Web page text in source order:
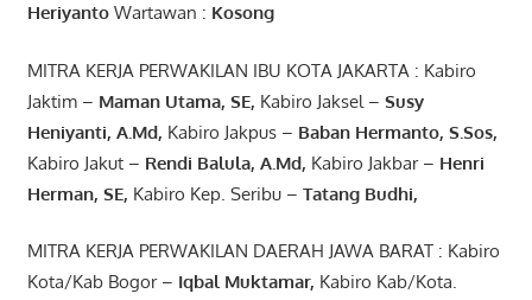
Heriyanto Wartawan : Kosong
MITRA KERJA PERWAKILAN IBU KOTA JAKARTA : Kabiro
Jaktim – Maman Utama, SE, Kabiro Jaksel – Susy
Heniyanti, A.Md, Kabiro Jakpus – Baban Hermanto, S.Sos,
Kabiro Jakut – Rendi Balula, A.Md, Kabiro Jakbar – Henri
Herman, SE, Kabiro Kep. Seribu – Tatang Budhi,
MITRA KERJA PERWAKILAN DAERAH JAWA BARAT : Kabiro
Kota/Kab Bogor – Iqbal Muktamar, Kabiro Kab/Kota.